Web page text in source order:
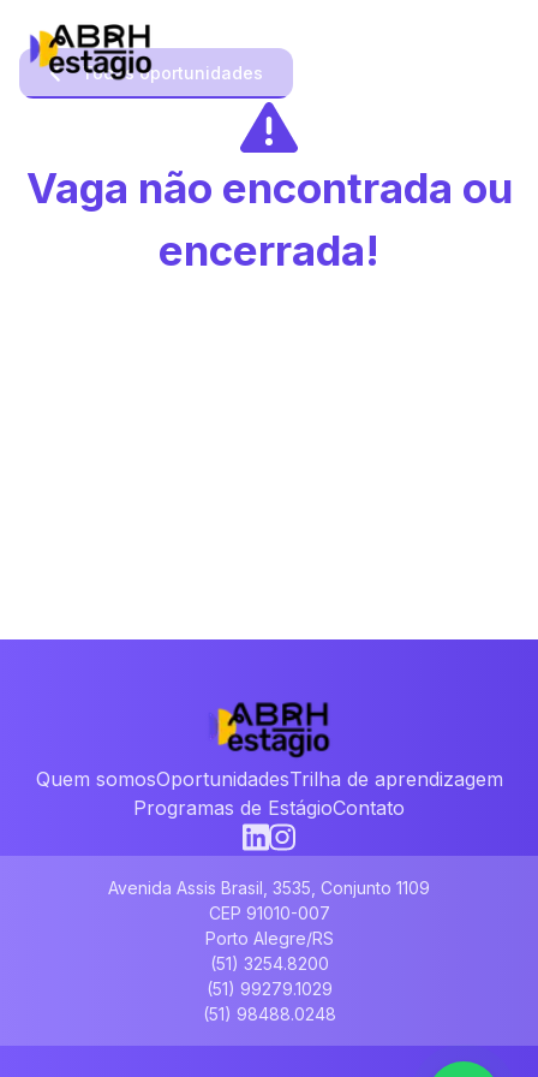
Todas oportunidades
Vaga não encontrada ou
encerrada!
Quem somosOportunidadesTrilha de aprendizagem
Programas de EstágioContato
Avenida Assis Brasil, 3535, Conjunto 1109
CEP 91010-007
Porto Alegre/RS
(51) 3254.8200
(51) 99279.1029
(51) 98488.0248